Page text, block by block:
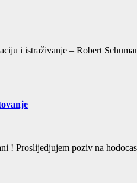
i istraživanje – Robert
! Proslijedjujem poziv na